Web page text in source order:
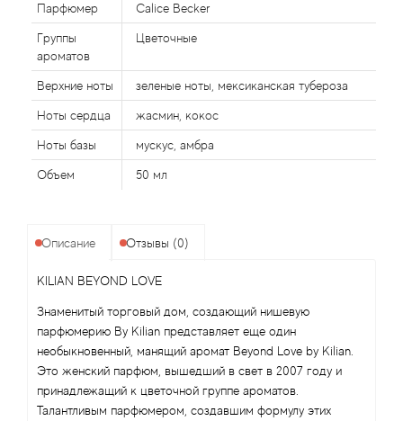
Парфюмер Calice Becker
Группы
ароматов
Цветочные
Верхние ноты зеленые ноты, мексиканская тубероза
Ноты сердца жасмин, кокос
Ноты базы мускус, амбра
Объем 50 мл
Описание Отзывы (0)
KILIAN BEYOND LOVE
Знаменитый торговый дом, создающий нишевую
парфюмерию By Kilian представляет еще один
необыкновенный, манящий аромат Beyond Love by Kilian.
Это женский парфюм, вышедший в свет в 2007 году и
принадлежащий к цветочной группе ароматов.
Талантливым парфюмером, создавшим формулу этих
Agent Provocateur
Agonist
Aigner
Aj Arabia (Widian)
Al Haramain
Al Jazeera
Alaia Paris
Alexander McQueen